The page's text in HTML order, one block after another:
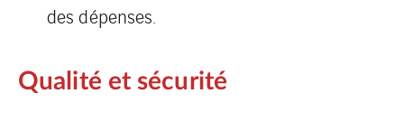
des dépenses.
Qualité et sécurité